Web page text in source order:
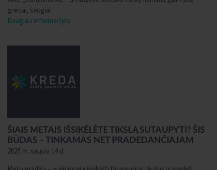
greitai, saugiai
Daugiau informacijos
ŠIAIS METAIS IŠSIKĖLĖTE TIKSLĄ SUTAUPYTI? ŠIS
BŪDAS – TINKAMAS NET PRADEDANČIAJAM
2025 m. sausio 14 d.